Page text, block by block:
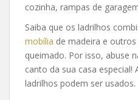
cozinha, rampas de
Saiba que os ladrilhos
mobília de madeira e
queimado. Por isso, abuse
canto da sua casa especial!
ladrilhos podem ser usados.